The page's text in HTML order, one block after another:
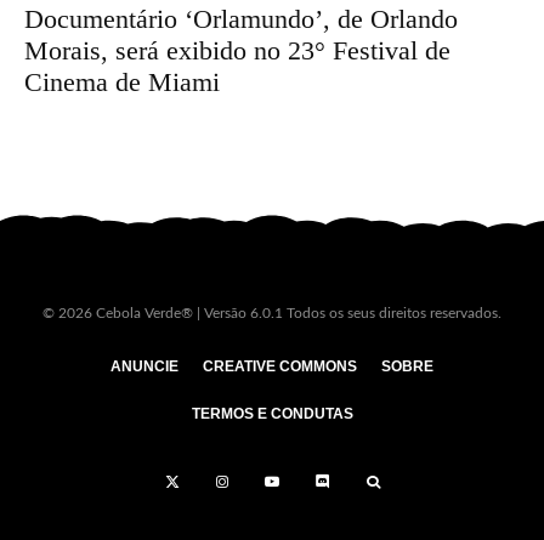
Documentário ‘Orlamundo’, de Orlando
Morais, será exibido no 23° Festival de
Cinema de Miami
© 2026 Cebola Verde® | Versão 6.0.1 Todos os seus direitos reservados.
ANUNCIE CREATIVE COMMONS SOBRE
TERMOS E CONDUTAS